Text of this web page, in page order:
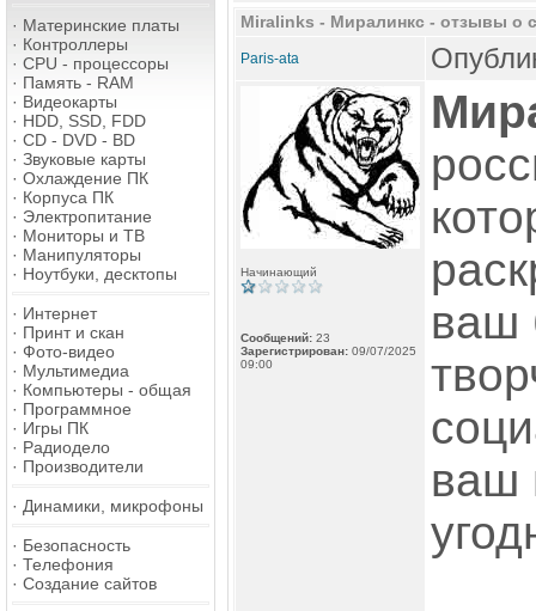
· Материнские платы
· Контроллеры
· CPU - процессоры
· Память - RAM
· Видеокарты
· HDD, SSD, FDD
· CD - DVD - BD
· Звуковые карты
· Охлаждение ПК
· Корпуса ПК
· Электропитание
· Мониторы и ТВ
· Манипуляторы
· Ноутбуки, десктопы
· Интернет
· Принт и скан
· Фото-видео
· Мультимедиа
· Компьютеры - общая
· Программное
· Игры ПК
· Радиодело
· Производители
· Динамики, микрофоны
· Безопасность
· Телефония
· Создание сайтов
Miralinks - Миралинкс - отзывы о
Paris-ata
Начинающий
Сообщений: 23
Зарегистрирован: 09/07/2025
09:00
ваш
ваш